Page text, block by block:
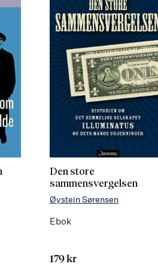
Den store
sammensvergelsen
Øystein Sørensen
Ebok
179 kr